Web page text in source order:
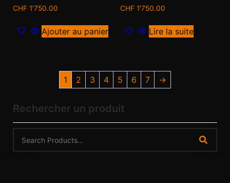
CHF 1'750.00
Ajouter au panier
CHF 1'750.00
Lire la suite
1 2 3 4 5 6 7 →
Rechercher un produit